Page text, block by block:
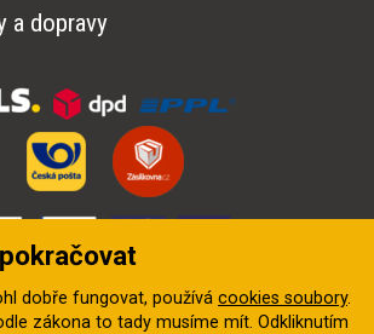
a dopravy
dobře fungovat, používá cookies soubory.
zákona to tady musíme mít. Odkliknutím